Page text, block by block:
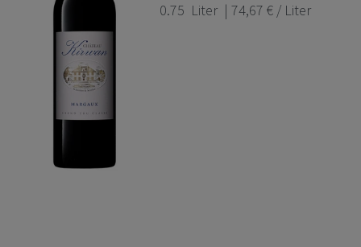
0.75 Liter | 74,67 € / Liter